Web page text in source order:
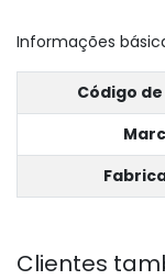
Informações
Código
Clientes